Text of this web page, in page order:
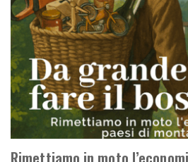
Rimettiamo in moto